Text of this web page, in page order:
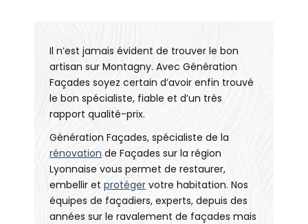
Il n’est jamais évident de trouver le bon
artisan sur Montagny. Avec Génération
Façades soyez certain d’avoir enfin trouvé
le bon spécialiste, fiable et d’un très
rapport qualité-prix.
Génération Façades, spécialiste de la
rénovation de Façades sur la région
Lyonnaise vous permet de restaurer,
embellir etprotéger votre habitation. Nos
équipes de façadiers, experts, depuis des
années sur le ravalement de façades mais